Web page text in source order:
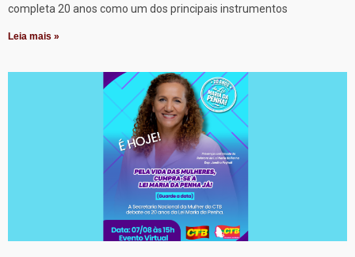
completa 20 anos como um dos principais instrumentos
Leia mais »